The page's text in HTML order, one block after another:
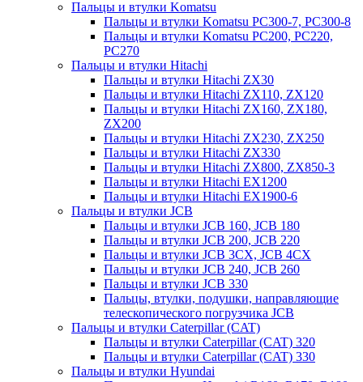
Пальцы и втулки Komatsu
Пальцы и втулки Komatsu PC300-7, PC300-8
Пальцы и втулки Komatsu PC200, PC220,
PC270
Пальцы и втулки Hitachi
Пальцы и втулки Hitachi ZX30
Пальцы и втулки Hitachi ZX110, ZX120
Пальцы и втулки Hitachi ZX160, ZX180,
ZX200
Пальцы и втулки Hitachi ZX230, ZX250
Пальцы и втулки Hitachi ZX330
Пальцы и втулки Hitachi ZX800, ZX850-3
Пальцы и втулки Hitachi EX1200
Пальцы и втулки Hitachi EX1900-6
Пальцы и втулки JCB
Пальцы и втулки JCB 160, JCB 180
Пальцы и втулки JCB 200, JCB 220
Пальцы и втулки JCB 3CX, JCB 4CX
Пальцы и втулки JCB 240, JCB 260
Пальцы и втулки JCB 330
Пальцы, втулки, подушки, направляющие
телескопического погрузчика JCB
Пальцы и втулки Caterpillar (CAT)
Пальцы и втулки Caterpillar (CAT) 320
Пальцы и втулки Caterpillar (CAT) 330
Пальцы и втулки Hyundai